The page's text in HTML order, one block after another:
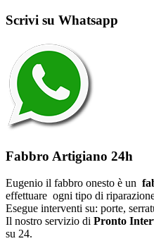
Scrivi su Whatsapp
Fabbro Artigiano 24h
Eugenio il fabbro onesto è un
effettuare ogni tipo di
Esegue interventi su: porte,
Il nostro servizio di Pronto
su 24.